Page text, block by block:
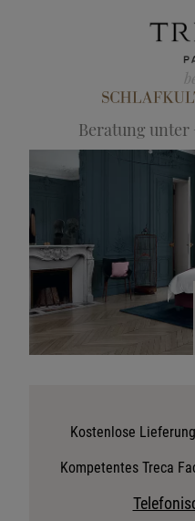
Beratung unter
Telefonische
Kostenlose
Kompetentes Treca